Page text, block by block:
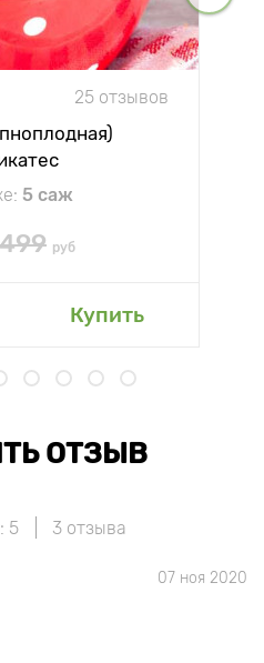
25 отзывов
5 саж
499 руб
Купить
ОТЗЫВ
5 3 отзыва
07 ноя 2020